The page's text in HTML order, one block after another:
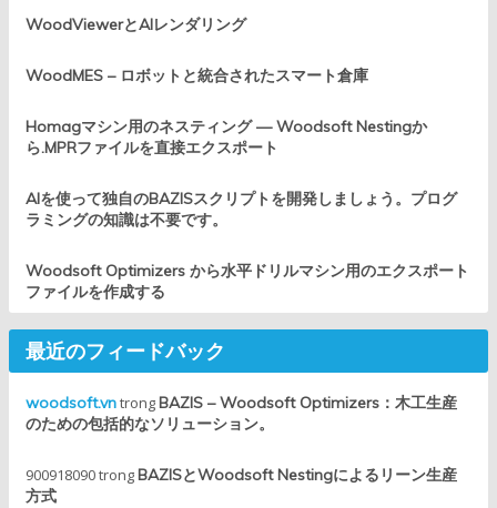
WoodViewerとAIレンダリング
WoodMES – ロボットと統合されたスマート倉庫
Homagマシン用のネスティング — Woodsoft Nestingか
ら.MPRファイルを直接エクスポート
AIを使って独自のBAZISスクリプトを開発しましょう。プログ
ラミングの知識は不要です。
Woodsoft Optimizers から水平ドリルマシン用のエクスポート
ファイルを作成する
最近のフィードバック
woodsoft.vntrongBAZIS – Woodsoft Optimizers：木工生産
のための包括的なソリューション。
900918090trongBAZISとWoodsoft Nestingによるリーン生産
方式